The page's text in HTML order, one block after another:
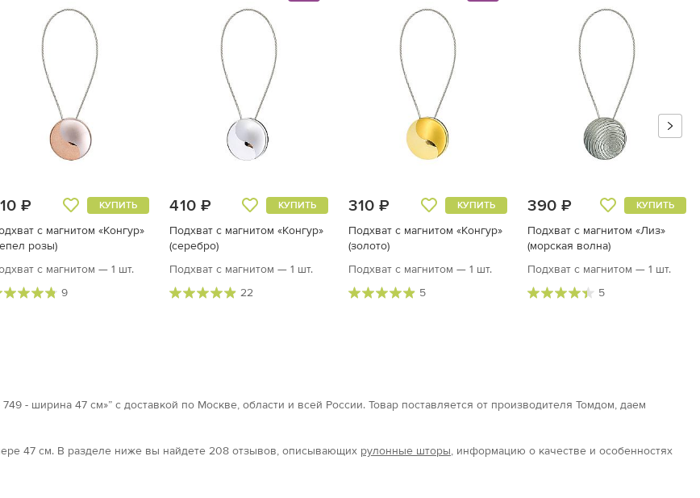
₽ КУПИТЬ
с магнитом «Конгур»
розы)
с магнитом — 1 шт.
9
410 ₽ КУПИТЬ
Подхват с магнитом «Конгур»
(серебро)
Подхват с магнитом — 1 шт.
22
310 ₽ КУПИТЬ
Подхват с магнитом «Конгур»
(золото)
Подхват с магнитом — 1 шт.
5
390 ₽ КУПИТЬ
Подхват с магнитом «Лиз»
(морская волна)
Подхват с магнитом — 1 шт.
5
- ширина 47 см»” с доставкой по Москве, области и всей России. Товар поставляется от производителя Томдом, даем
47 см. В разделе ниже вы найдете 208 отзывов, описывающих рулонные шторы, информацию о качестве и особенностях